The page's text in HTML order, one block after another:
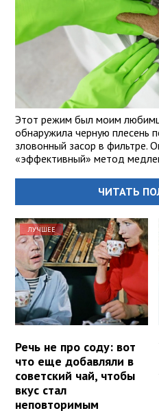
Этот режим был моим
обнаружила черную плесень
зловонный засор в фильтре.
«эффективный» метод
ЧИТАТЬ
ЛУЧШЕЕ
Речь не про соду: вот
что еще добавляли в
советский чай, чтобы
вкус стал
неповторимым